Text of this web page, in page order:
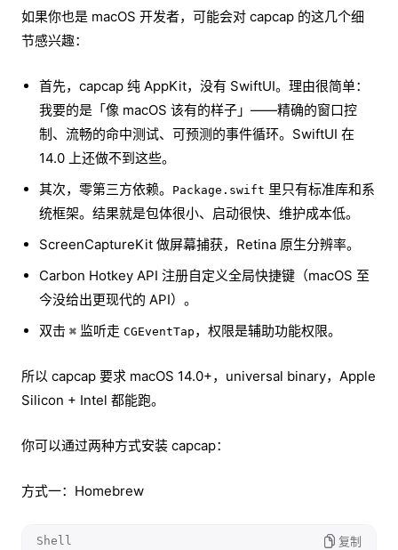
如果你也是 macOS 开发者，可能会对 capcap 的这几个细
节感兴趣：
首先，capcap 纯 AppKit，没有 SwiftUI。理由很简单：
我要的是「像 macOS 该有的样子」——精确的窗口控
制、流畅的命中测试、可预测的事件循环。SwiftUI 在
14.0 上还做不到这些。
其次，零第三方依赖。
Package.swift 里只有标准库和系
统框架。结果就是包体很小、启动很快、维护成本低。
ScreenCaptureKit 做屏幕捕获，Retina 原生分辨率。
Carbon Hotkey API 注册自定义全局快捷键（macOS 至
今没给出更现代的 API）。
双击 ⌘ 监听走 CGEventTap ，权限是辅助功能权限。
所以 capcap 要求 macOS 14.0+，universal binary，Apple
Silicon + Intel 都能跑。
你可以通过两种方式安装 capcap：
方式一：Homebrew
Shell 复制